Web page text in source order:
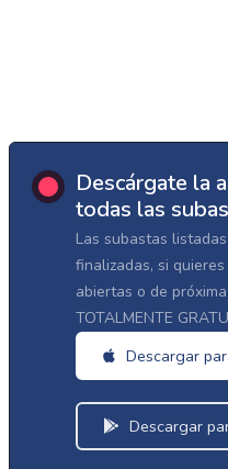
Descárgate la
todas las
Las subastas
finalizadas, si
abiertas o de
TOTALMENTE
Descargar
Descargar